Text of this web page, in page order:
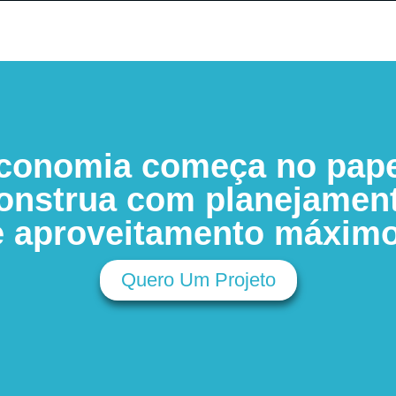
começa no
com
aproveitamento
Quero Um Projeto